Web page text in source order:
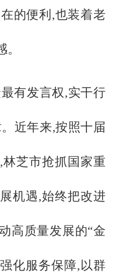
的便利,也装着老
有发言权,实干行
近年来,按照十届
芝市抢抓国家重
机遇,始终把改进
高质量发展的“金
化服务保障,以群